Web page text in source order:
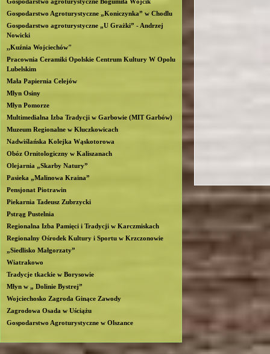
b
n
Gospodarstwo Agroturystyczne „Koniczynka” w Chodlu
Gospodarstwo agroturystyczne „U Grażki” - Andrzej
Nowicki
,,Kuźnia Wojciechów"
Pracownia Ceramiki Opolskie Centrum Kultury W Opolu
Lubelskim
Mała Papiernia Celejów
Młyn Osiny
Młyn Pomorze
Multimedialna Izba Tradycji w Garbowie (MIT Garbów)
Muzeum Regionalne w Kluczkowicach
Nadwiślańska Kolejka Wąskotorowa
Obóz Ornitologiczny w Kaliszanach
Olejarnia „Skarby Natury”
Pasieka „Malinowa Kraina”
Pensjonat Piotrawin
Piekarnia Tadeusz Zubrzycki
Pstrąg Pustelnia
Regionalna Izba Pamięci i Tradycji w Karczmiskach
Regionalny Ośrodek Kultury i Sportu w Krzczonowie
„Siedlisko Małgorzaty”
Wiatrakowo
Tradycje tkackie w Borysowie
Młyn w „ Dolinie Bystrej”
Wojciechosko Zagroda Ginące Zawody
Zagrodowa Osada w Uściążu
Gospodarstwo Agroturystyczne w Olszance